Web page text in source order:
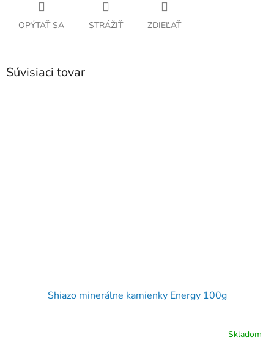
OPÝTAŤ SA STRÁŽIŤ ZDIEĽAŤ
Súvisiaci tovar
Shiazo minerálne kamienky Energy 100g
Skladom